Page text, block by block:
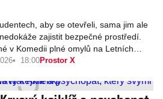
aby se otevřeli, sama jim ale
zajistit bezpečné prostředí.
v Komedii plné omylů na Letních
se k poměrům na své alma
tomu, do jakých hloubek
uvedl.
18:00Prostor X